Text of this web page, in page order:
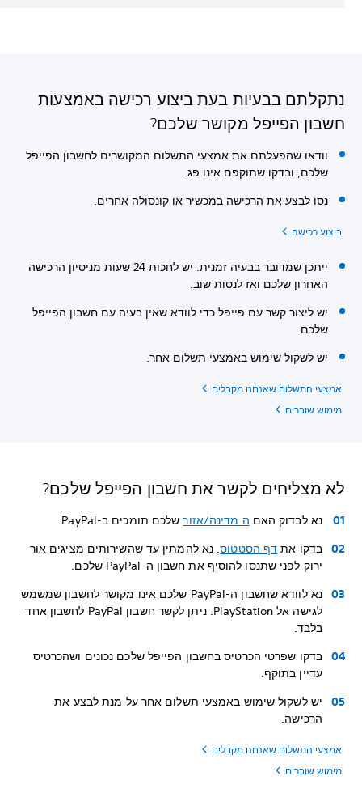
נתקלתם בבעיות בעת ביצוע רכישה באמצעות
חשבון הפייפל מקושר שלכם?
וודאו שהפעלתם את אמצעי התשלום המקושרים לחשבון הפייפל
שלכם, ובדקו שתוקפם אינו פג.
נסו לבצע את הרכישה במכשיר או קונסולה אחרים.
ביצוע רכישה
ייתכן שמדובר בבעיה זמנית. יש לחכות 24 שעות מניסיון הרכישה
האחרון שלכם ואז לנסות שוב.
יש ליצור קשר עם פייפל כדי לוודא שאין בעיה עם חשבון הפייפל
שלכם.
יש לשקול שימוש באמצעי תשלום אחר.
אמצעי התשלום שאנחנו מקבלים
מימוש שוברים
לא מצליחים לקשר את חשבון הפייפל שלכם?
נא לבדוק האםה מדינה/אזורשלכם תומכים ב-PayPal.
בדקו אתדף הסטטוס. נא להמתין עד שהשירותים מציגים אור
ירוק לפני שתנסו להוסיף את חשבון ה-PayPal שלכם.
נא לוודא שחשבון ה-PayPal שלכם אינו מקושר לחשבון שמשמש
לגישה אל PlayStation. ניתן לקשר חשבון PayPal לחשבון אחד
בלבד.
בדקו שפרטי הכרטיס בחשבון הפייפל שלכם נכונים ושהכרטיס
עדיין בתוקף.
יש לשקול שימוש באמצעי תשלום אחר על מנת לבצע את
הרכישה.
אמצעי התשלום שאנחנו מקבלים
מימוש שוברים